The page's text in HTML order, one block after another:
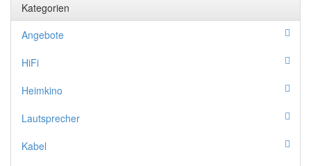
Kategorien
Angebote
HiFi
Heimkino
Lautsprecher
Kabel